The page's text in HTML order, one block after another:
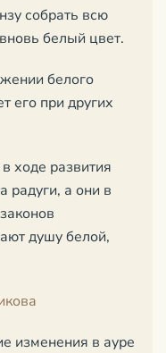
собрать всю
белый цвет.
белого
его при других
ходе развития
радуги, а они в
душу белой,
изменения в ауре